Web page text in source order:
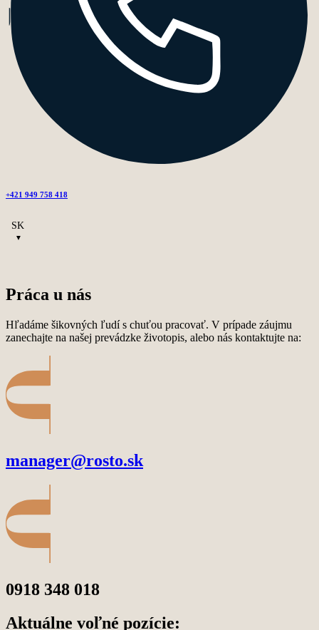
+421 949 758 418
SK
Práca u nás
Hľadáme šikovných ľudí s chuťou pracovať. V prípade záujmu
zanechajte na našej prevádzke životopis, alebo nás kontaktujte na:
manager@rosto.sk
0918 348 018
Aktuálne voľné pozície: